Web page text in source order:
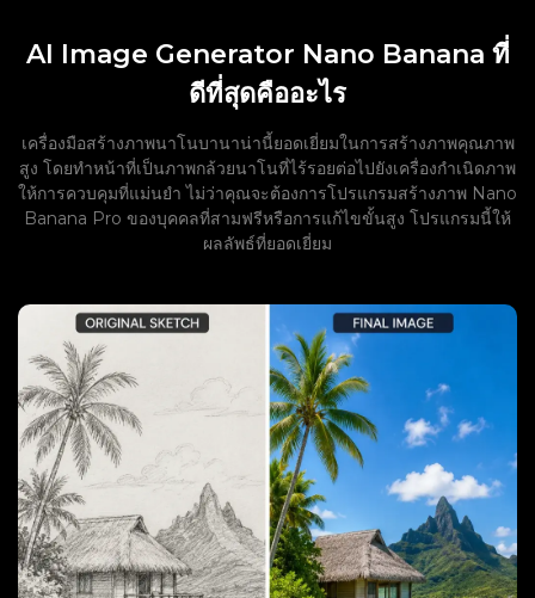
AI Image Generator Nano Banana ที่
ดีที่สุดคืออะไร
เครื่องมือสร้างภาพนาโนบานาน่านี้ยอดเยี่ยมในการสร้างภาพคุณภาพ
สูง โดยทำหน้าที่เป็นภาพกล้วยนาโนที่ไร้รอยต่อไปยังเครื่องกำเนิดภาพ
ให้การควบคุมที่แม่นยำ ไม่ว่าคุณจะต้องการโปรแกรมสร้างภาพ Nano
Banana Pro ของบุคคลที่สามฟรีหรือการแก้ไขขั้นสูง โปรแกรมนี้ให้
ผลลัพธ์ที่ยอดเยี่ยม